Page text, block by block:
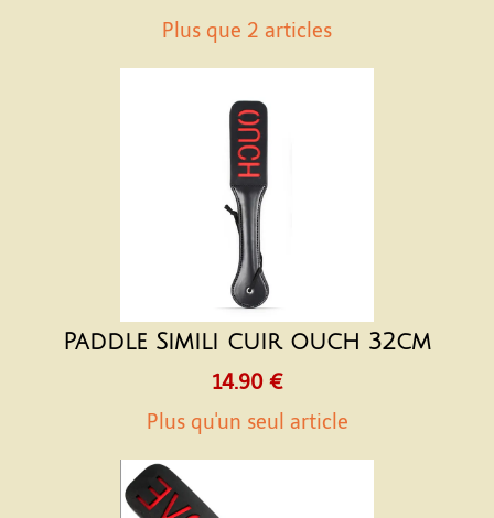
Plus que 2 articles
Paddle Simili cuir ouch 32cm
14.90 €
Plus qu'un seul article